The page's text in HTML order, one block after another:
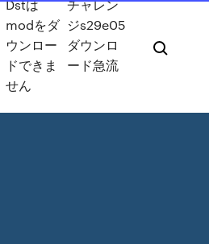
Dstは
modをダ
ウンロー
ドできま
せん
チャレン
ジs29e05
ダウンロ
ード急流